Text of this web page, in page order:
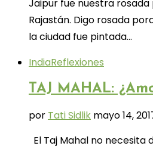
Jaipur fue nuestra
Rajastán. Digo rosada
la ciudad fue pintada…
IndiaReflexiones
TAJ MAHAL:
por Tati Sidlik mayo 14,
El Taj Mahal no necesita